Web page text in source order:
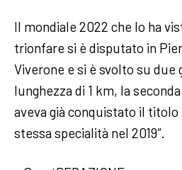
Il mondiale 2022 che lo ha
trionfare si è disputato in
Viverone e si è svolto su due
lunghezza di 1 km, la
aveva già conquistato il
stessa specialità nel 2019″.